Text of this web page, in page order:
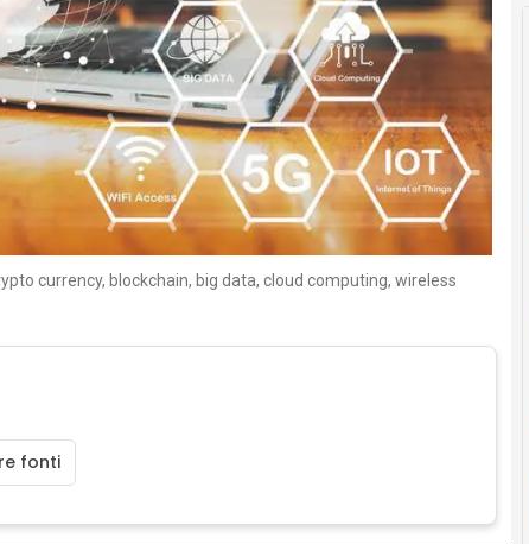
currency, blockchain, big data, cloud computing, wireless
fonti